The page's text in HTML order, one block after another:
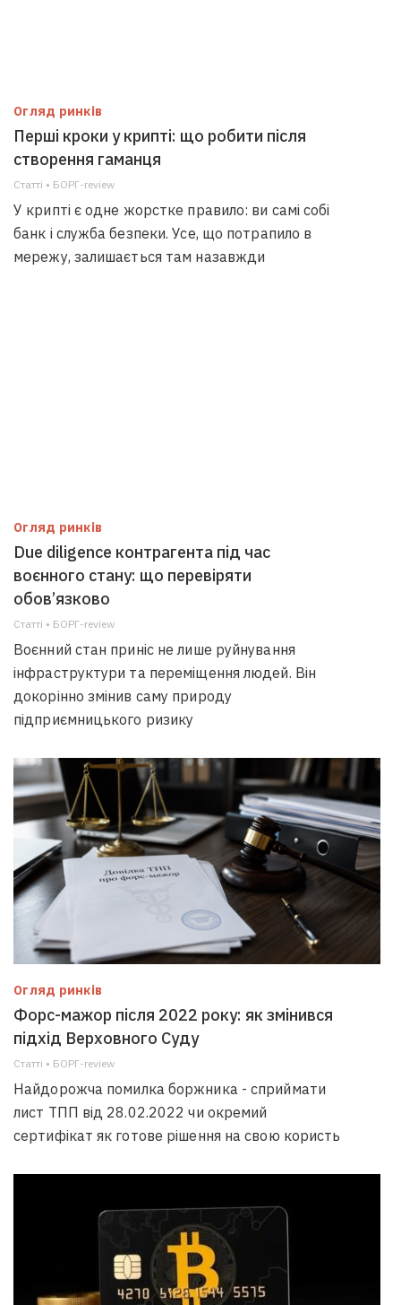
Огляд ринків
Перші кроки у крипті: що робити після
створення гаманця
Статті • БОРГ-review
У крипті є одне жорстке правило: ви самі собі
банк і служба безпеки. Усе, що потрапило в
мережу, залишається там назавжди
Огляд ринків
Due diligence контрагента під час
воєнного стану: що перевіряти
обов’язково
Статті • БОРГ-review
Воєнний стан приніс не лише руйнування
інфраструктури та переміщення людей. Він
докорінно змінив саму природу
підприємницького ризику
Огляд ринків
Форс-мажор після 2022 року: як змінився
підхід Верховного Суду
Статті • БОРГ-review
Найдорожча помилка боржника - сприймати
лист ТПП від 28.02.2022 чи окремий
сертифікат як готове рішення на свою користь